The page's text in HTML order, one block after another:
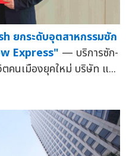
ยกระดับอุตสาหกรรมซัก
Express" — บริการซัก-
คนเมืองยุคใหม่ บริษัท แ...